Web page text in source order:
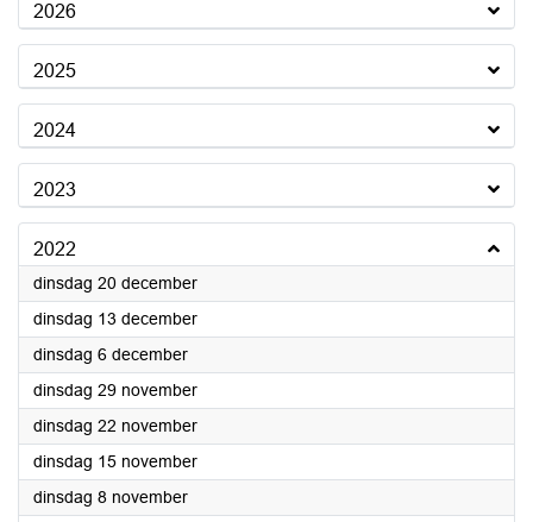
2026
2025
2024
2023
2022
dinsdag 20 december2022
dinsdag 13 december2022
dinsdag 6 december2022
dinsdag 29 november2022
dinsdag 22 november2022
dinsdag 15 november2022
dinsdag 8 november2022